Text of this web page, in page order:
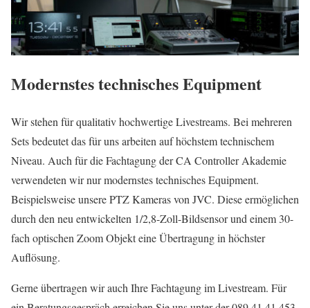
Modernstes technisches Equipment
Wir stehen für qualitativ hochwertige Livestreams. Bei mehreren
Sets bedeutet das für uns arbeiten auf höchstem technischem
Niveau. Auch für die Fachtagung der CA Controller Akademie
verwendeten wir nur modernstes technisches Equipment.
Beispielsweise unsere PTZ Kameras von JVC. Diese ermöglichen
durch den neu entwickelten 1/2,8-Zoll-Bildsensor und einem 30-
fach optischen Zoom Objekt eine Übertragung in höchster
Auflösung.
Gerne übertragen wir auch Ihre Fachtagung im Livestream. Für